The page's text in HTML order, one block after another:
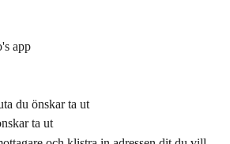
app
du önskar ta ut
ta ut